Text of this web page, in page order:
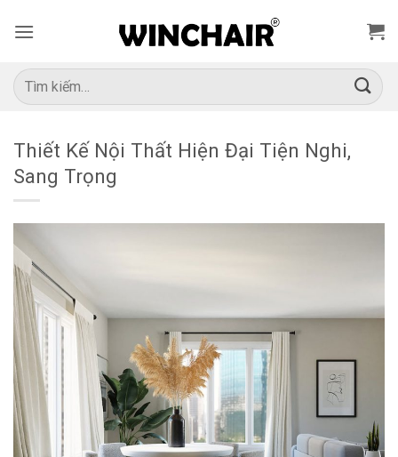
qua
dung
Tìm
kiếm:
Thiết Kế Nội Thất Hiện Đại Tiện Nghi,
Sang Trọng